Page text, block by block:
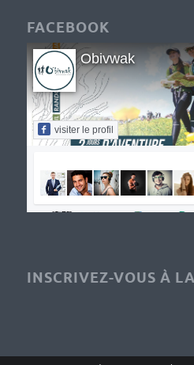
FACEBOOK
Obivwak
visiter le profil
INSCRIVEZ-VOUS À